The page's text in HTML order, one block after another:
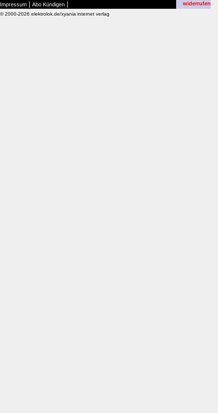
Impressum Abo Kündigen
widerrufen
© 2000-2026 elektrolok.de/xyania internet verlag